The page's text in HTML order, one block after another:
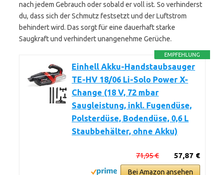
nach jedem Gebrauch oder sobald er voll ist. So verhinderst
du, dass sich der Schmutz festsetzt und der Luftstrom
behindert wird. Das sorgt für eine dauerhaft starke
Saugkraft und verhindert unangenehme Gerüche.
EMPFEHLUNG
Einhell Akku-Handstaubsauger
TE-HV 18/06 Li-Solo Power X-
Change (18 V, 72 mbar
Saugleistung, inkl. Fugendüse,
Polsterdüse, Bodendüse, 0,6 L
Staubbehälter, ohne Akku)
57,87 €
71,95 €
Bei Amazon ansehen